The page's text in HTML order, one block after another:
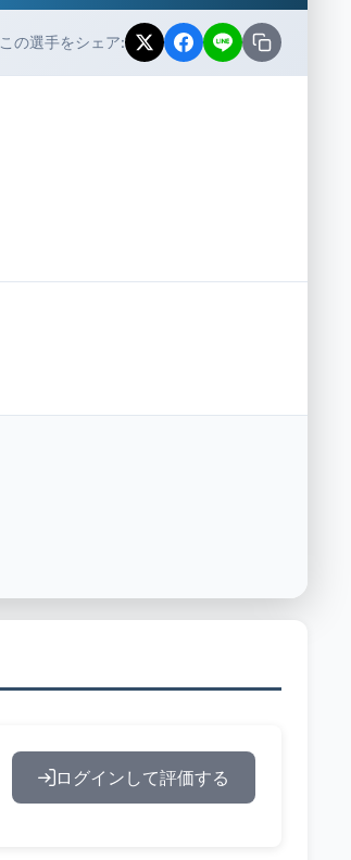
この選手をシェア:
ログインして評価する